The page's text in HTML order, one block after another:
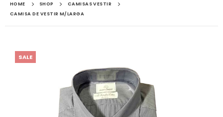
HOME SHOP
CAMISAS VESTIR
CAMISA DE VESTIR M/LARGA
SALE